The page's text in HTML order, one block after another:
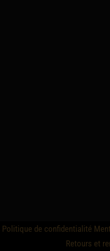
Politique de confidentialité
Retours et